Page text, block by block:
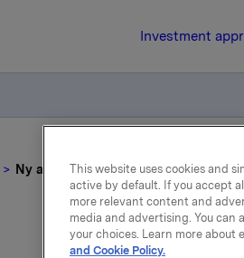
Investment
Ny adm. direktør i Stabburet
18 January
This website uses cookies and
active by default. If you accept
more relevant content and
media and advertising. You
your choices. Learn more about
and Cookie Policy.